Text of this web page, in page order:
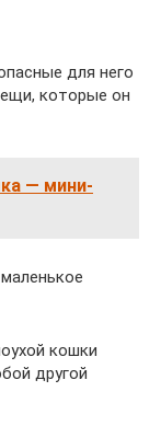
для него
которые он
— мини-
кошки
другой